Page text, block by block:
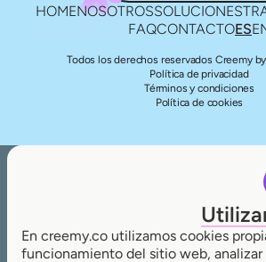
HOMENOSOTROSSOLUCIONES
FAQCONTACTOES
Todos los derechos reservados Creemy
Política de privacidad
Términos y condiciones
Política de cookies
En creemy.co utilizamos cookies
funcionamiento del sitio web,